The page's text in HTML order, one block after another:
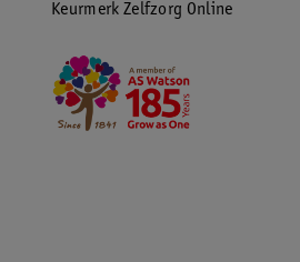
Keurmerk Zelfzorg Online